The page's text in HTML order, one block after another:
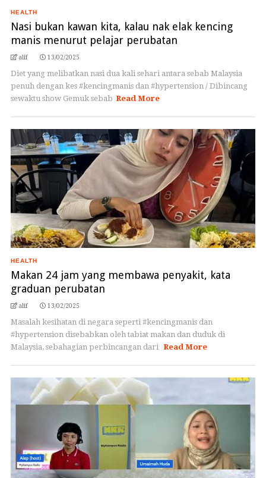
HEALTH
Nasi bukan kawan kita, kalau nak elak kencing
manis menurut pelajar perubatan
alif 13/02/2025
Diet yang melibatkan nasi dua kali sehari antara sebab Malaysia
penuh dengan kes #kencingmanis dan #hypertension / Dibincang
sewaktu show Gemuk sebab Read More
HEALTH
Makan 24 jam yang membawa penyakit, kata
graduan perubatan
alif 13/02/2025
Masalah kesihatan di negara seperti #kencingmanis dan
#hypertension disebabkan oleh tabiat makan dan duduk di
Malaysia, sebahagian perbincangan dari Read More